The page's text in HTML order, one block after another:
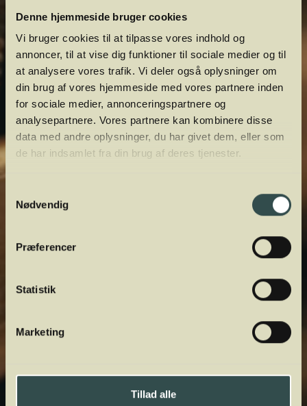
Denne hjemmeside bruger cookies
Vi bruger cookies til at tilpasse vores indhold og
annoncer, til at vise dig funktioner til sociale medier og til
at analysere vores trafik. Vi deler også oplysninger om
din brug af vores hjemmeside med vores partnere inden
for sociale medier, annonceringspartnere og
analysepartnere. Vores partnere kan kombinere disse
data med andre oplysninger, du har givet dem, eller som
de har indsamlet fra din brug af deres tjenester.
Nødvendig
Præferencer
Statistik
Marketing
Tillad alle